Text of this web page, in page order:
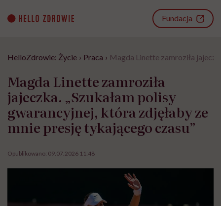
content
Fundacja
HelloZdrowie: Życie › Praca › Magda Linette zamroziła
Magda Linette zamroziła
jajeczka. „Szukałam polisy
gwarancyjnej, która zdjęłaby ze
mnie presję tykającego czasu”
Opublikowano: 09.07.2026 11:48